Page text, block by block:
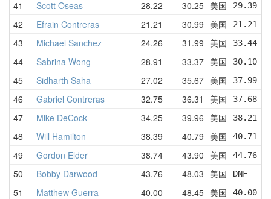
41 Scott Oseas 28.22 30.25 美国 29.39
42 Efrain Contreras 21.21 30.99 美国 21.21
43 Michael Sanchez 24.26 31.99 美国 33.44
44 Sabrina Wong 28.91 33.37 美国 30.10
45 Sidharth Saha 27.02 35.67 美国 37.99
46 Gabriel Contreras 32.75 36.31 美国 37.68
47 Mike DeCock 34.25 39.96 美国 38.21
48 Will Hamilton 38.39 40.79 美国 40.71
49 Gordon Elder 38.74 43.90 美国 44.76
50 Bobby Darwood 43.76 48.03 美国 DNF
51 Matthew Guerra 40.00 48.45 美国 40.00